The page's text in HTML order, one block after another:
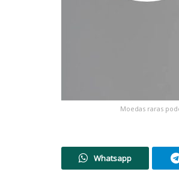
Moedas raras
Whatsapp